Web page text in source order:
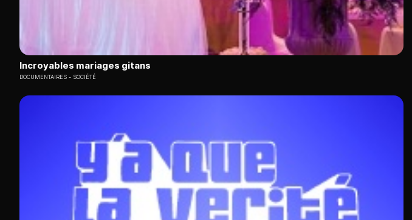
Incroyables mariages gitans
DOCUMENTAIRES SOCIÉTÉ